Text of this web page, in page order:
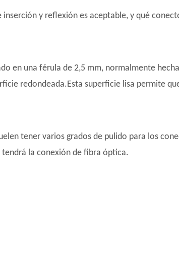
y reflexión es aceptable, y qué
en una férula de 2,5 mm, normalmente
redondeada.Esta superficie lisa permite
tener varios grados de pulido para los
la conexión de fibra óptica.